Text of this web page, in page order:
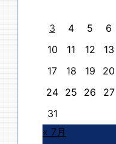
3
4 5 6
10
11 12 13
17
18 19 20
24 25 26 27
31
« 7月